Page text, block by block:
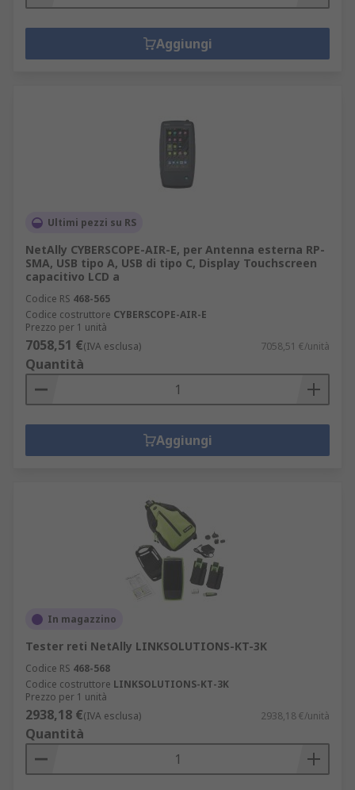
Aggiungi
Ultimi pezzi su RS
NetAlly CYBERSCOPE-AIR-E, per Antenna esterna RP-
SMA, USB tipo A, USB di tipo C, Display Touchscreen
capacitivo LCD a
Codice RS 468-565
Codice costruttore CYBERSCOPE-AIR-E
Prezzo per 1 unità
7058,51 €(IVA esclusa) 7058,51 €/unità
Quantità
Aggiungi
In magazzino
Tester reti NetAlly LINKSOLUTIONS-KT-3K
Codice RS 468-568
Codice costruttore LINKSOLUTIONS-KT-3K
Prezzo per 1 unità
2938,18 €(IVA esclusa) 2938,18 €/unità
Quantità